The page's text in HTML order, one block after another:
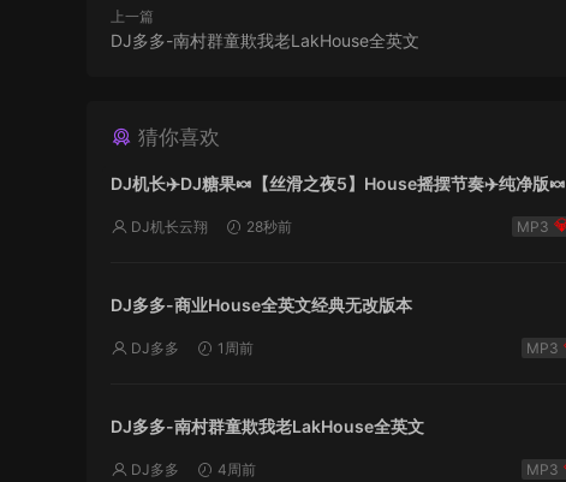
上一篇
DJ多多-南村群童欺我老LakHouse全英文
猜你喜欢
DJ机长✈️DJ糖果🍬【丝滑之夜5】House摇摆节奏✈️纯净版🍬
DJ机长云翔 28秒前
DJ多多-商业House全英文经典无改版本
DJ多多 1周前
DJ多多-南村群童欺我老LakHouse全英文
DJ多多 4周前